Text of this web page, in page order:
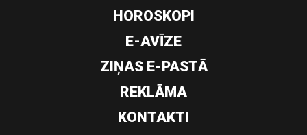
HOROSKOPI
E-AVĪZE
ZIŅAS E-PASTĀ
REKLĀMA
KONTAKTI